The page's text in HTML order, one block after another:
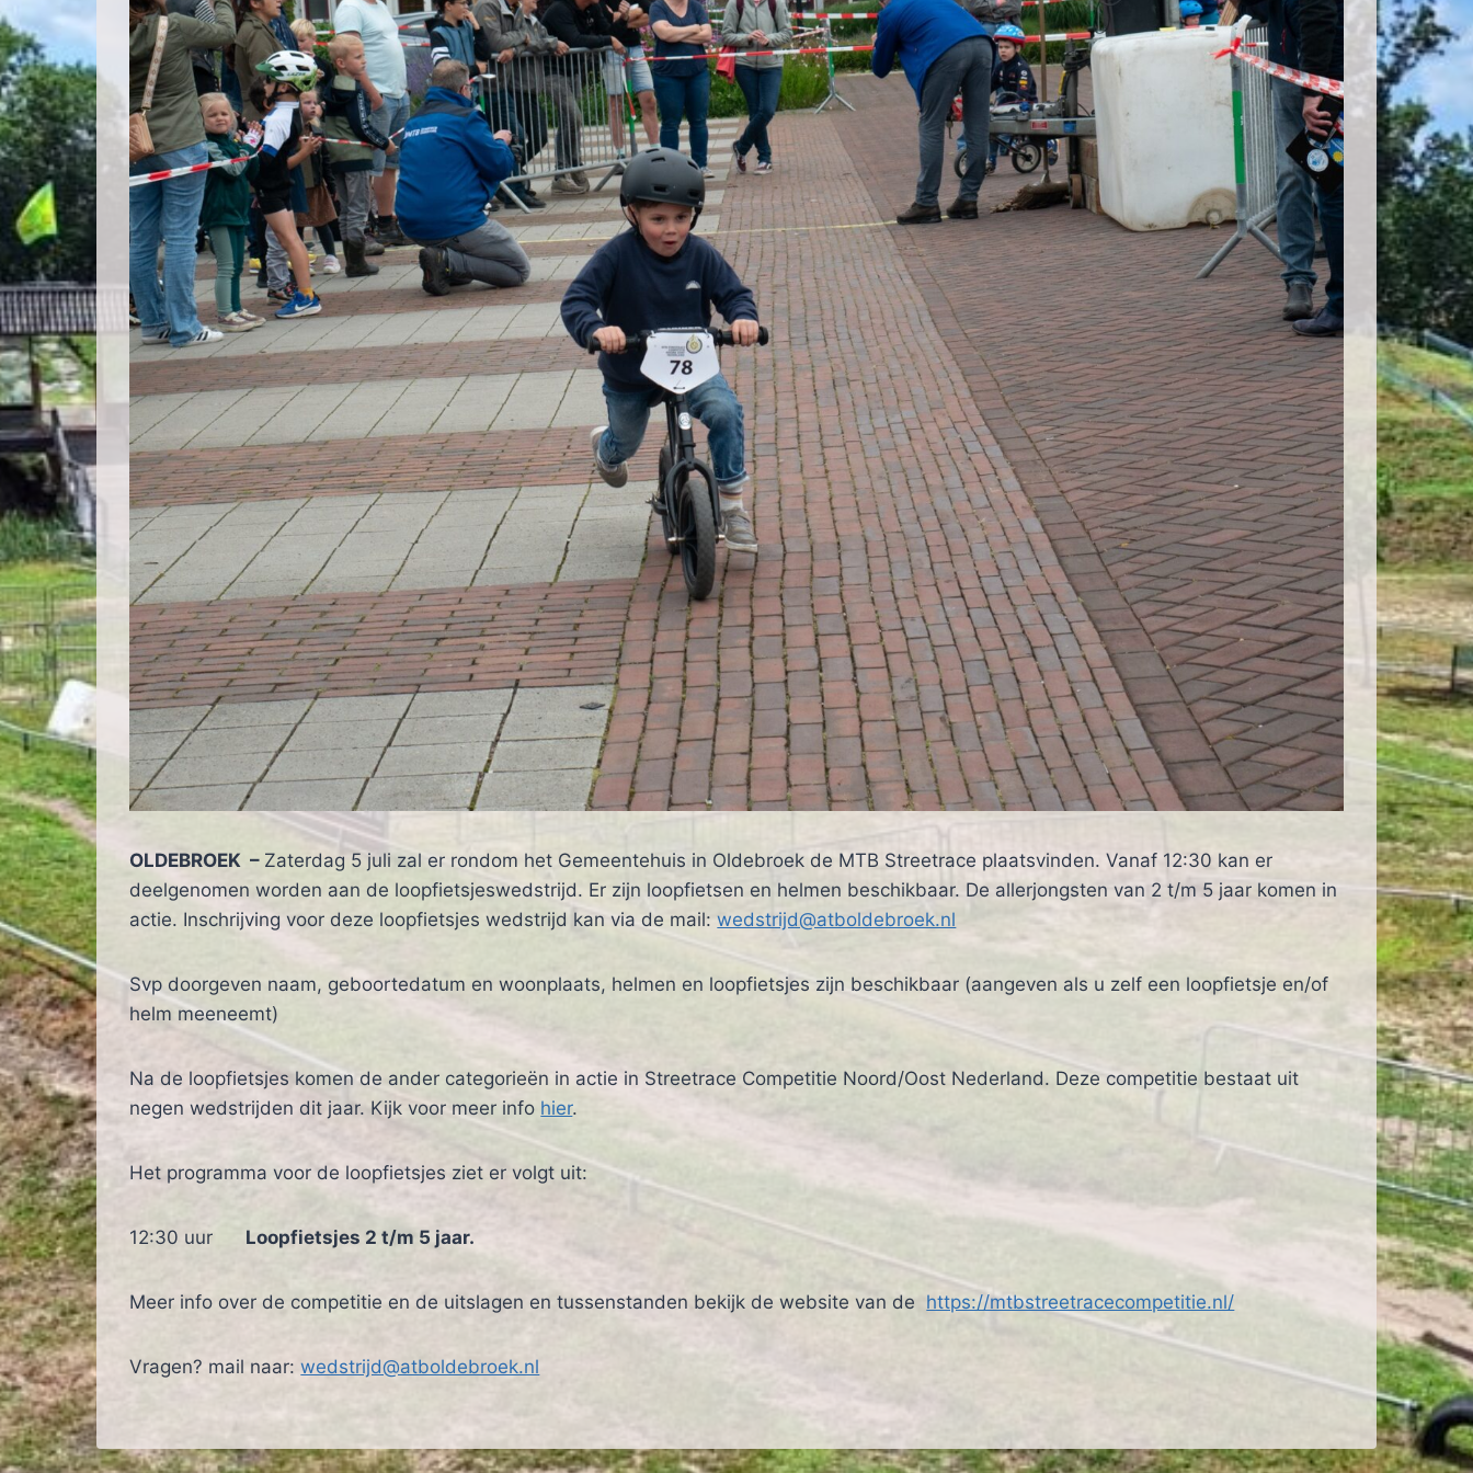
OLDEBROEK – Zaterdag 5 juli zal er rondom het Gemeentehuis in Oldebroek de MTB Streetrace plaatsvinden. Vanaf 12:30 kan er
deelgenomen worden aan de loopfietsjeswedstrijd. Er zijn loopfietsen en helmen beschikbaar. De allerjongsten van 2 t/m 5 jaar komen in
actie. Inschrijving voor deze loopfietsjes wedstrijd kan via de mail:wedstrijd@atboldebroek.nl
Svp doorgeven naam, geboortedatum en woonplaats, helmen en loopfietsjes zijn beschikbaar (aangeven als u zelf een loopfietsje en/of
helm meeneemt)
Na de loopfietsjes komen de ander categorieën in actie in Streetrace Competitie Noord/Oost Nederland. Deze competitie bestaat uit
negen wedstrijden dit jaar. Kijk voor meer info hier.
Het programma voor de loopfietsjes ziet er volgt uit:
12:30 uur Loopfietsjes 2 t/m 5 jaar.
Meer info over de competitie en de uitslagen en tussenstanden bekijk de website van de https://mtbstreetracecompetitie.nl/
Vragen? mail naar:wedstrijd@atboldebroek.nl